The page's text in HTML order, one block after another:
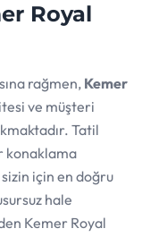
Royal
rağmen, Kemer
ve müşteri
Tatil
konaklama
için en doğru
hale
Kemer Royal